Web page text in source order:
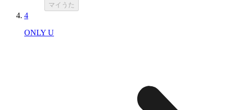
マイうた
4
ONLY U